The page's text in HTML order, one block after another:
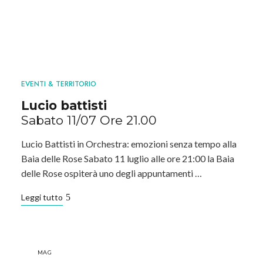
EVENTI & TERRITORIO
Lucio battisti
Sabato 11/07 Ore 21.00
Lucio Battisti in Orchestra: emozioni senza tempo alla
Baia delle Rose Sabato 11 luglio alle ore 21:00 la Baia
delle Rose ospiterà uno degli appuntamenti …
Leggi tutto
MAG